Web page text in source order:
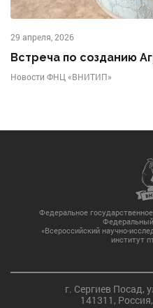
29 апреля, 2026
Встреча по созданию
Новости ФНЦ «ВНИТИП»
Федеральное
«Всероссийский научно-
институт
г. Сергиев Посад,
141311,